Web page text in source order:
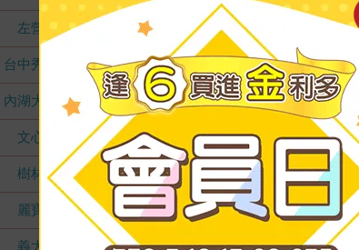
左營店
台中秀泰店
內湖大潤發
文心店
樹林店
麗寶店
義大店